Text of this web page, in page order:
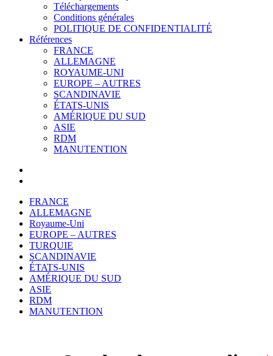
Téléchargements
Conditions générales
POLITIQUE DE CONFIDENTIALITÉ
Références
FRANCE
ALLEMAGNE
ROYAUME-UNI
EUROPE – AUTRES
SCANDINAVIE
ÉTATS-UNIS
AMÉRIQUE DU SUD
ASIE
RDM
MANUTENTION
FRANCE
ALLEMAGNE
Royaume-Uni
EUROPE – AUTRES
TURQUIE
SCANDINAVIE
ÉTATS-UNIS
AMÉRIQUE DU SUD
ASIE
RDM
MANUTENTION